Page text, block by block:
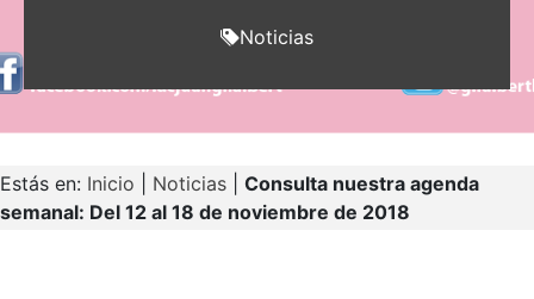
Noticias
Estás en: Inicio Noticias
Consulta nuestra agenda
semanal: Del 12 al 18 de noviembre de 2018